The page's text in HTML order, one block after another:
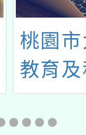
桃園
教育
114年